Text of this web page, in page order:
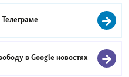
Телеграме
вGoogle новостях